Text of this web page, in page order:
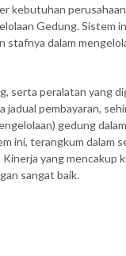
kebutuhan perusahaan
Gedung. Sistem
stafnya dalam
serta peralatan yang
pembayaran,
gedung
ini, terangkum dalam
yang mencakup
sangat baik.